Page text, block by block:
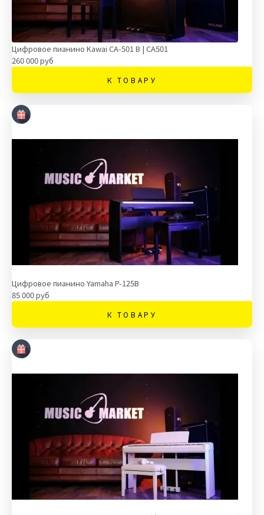
Цифровое пианино Kawai CA-501 B | CA501
260 000 руб
К ТОВАРУ
Цифровое пианино Yamaha P-125B
85 000 руб
К ТОВАРУ